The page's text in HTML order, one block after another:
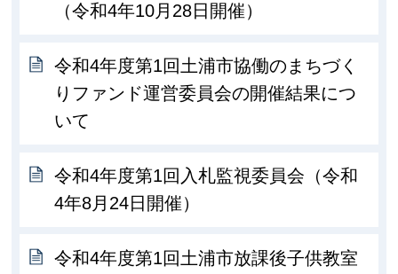
（令和4年10月28日開催）
令和4年度第1回土浦市協働のまちづく
りファンド運営委員会の開催結果につ
いて
令和4年度第1回入札監視委員会（令和
4年8月24日開催）
令和4年度第1回土浦市放課後子供教室